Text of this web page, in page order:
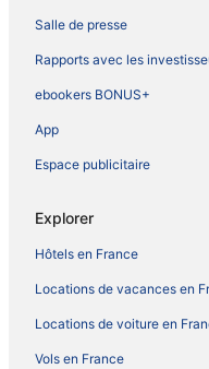
Salle de presse
Rapports avec les
ebookers BONUS+
App
Espace publicitaire
Explorer
Hôtels en France
Locations de vacances en
Locations de voiture en
Vols en France